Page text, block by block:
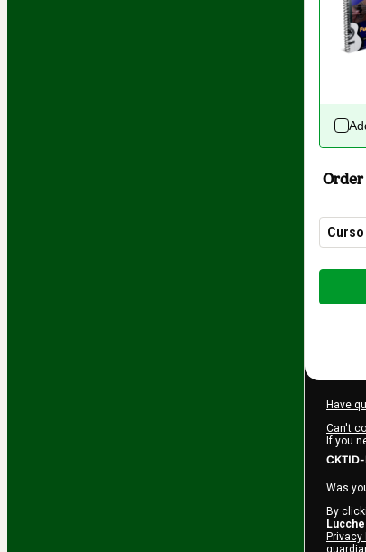
Order
Curso
Total
$27.00
Have
Can't
If you
Was
By
Privacy